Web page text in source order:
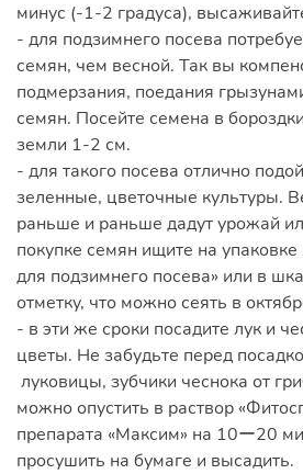
минус (-1-2 градуса),
- для подзимнего посева
семян, чем весной. Так вы
подмерзания, поедания
семян. Посейте семена в
земли 1-2 см.
- для такого посева отлично
зеленные, цветочные культуры.
раньше и раньше дадут урожай
покупке семян ищите на
для подзимнего посева» или в
отметку, что можно сеять в
- в эти же сроки посадите лук и
цветы. Не забудьте перед
луковицы, зубчики чеснока от
можно опустить в раствор
препарата «Максим» на 10ー20
просушить на бумаге и высадить.